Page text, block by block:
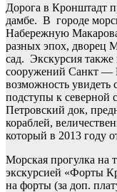
Дорога в Кронштадт
дамбе. В городе
Набережную
разных эпох, дворец
сад. Экскурсия
сооружений Санкт —
возможность
подступы к северной
Петровский док,
кораблей,
который в 2013 году
Морская прогулка на
экскурсией «Форты
на форты (за доп.